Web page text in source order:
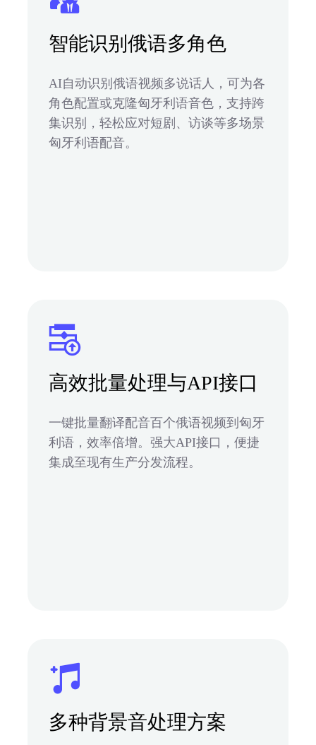
智能识别俄语多角色
AI自动识别俄语视频多说话人，可为各
角色配置或克隆匈牙利语音色，支持跨
集识别，轻松应对短剧、访谈等多场景
匈牙利语配音。
高效批量处理与API接口
一键批量翻译配音百个俄语视频到匈牙
利语，效率倍增。强大API接口，便捷
集成至现有生产分发流程。
多种背景音处理方案